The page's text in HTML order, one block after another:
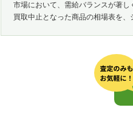
市場において、需給バランスが著し
買取中止となった商品の相場表を、